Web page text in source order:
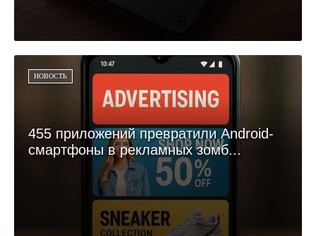
НОВОСТЬ
455 приложений превратили Android-
смартфоны в рекламных зомб...